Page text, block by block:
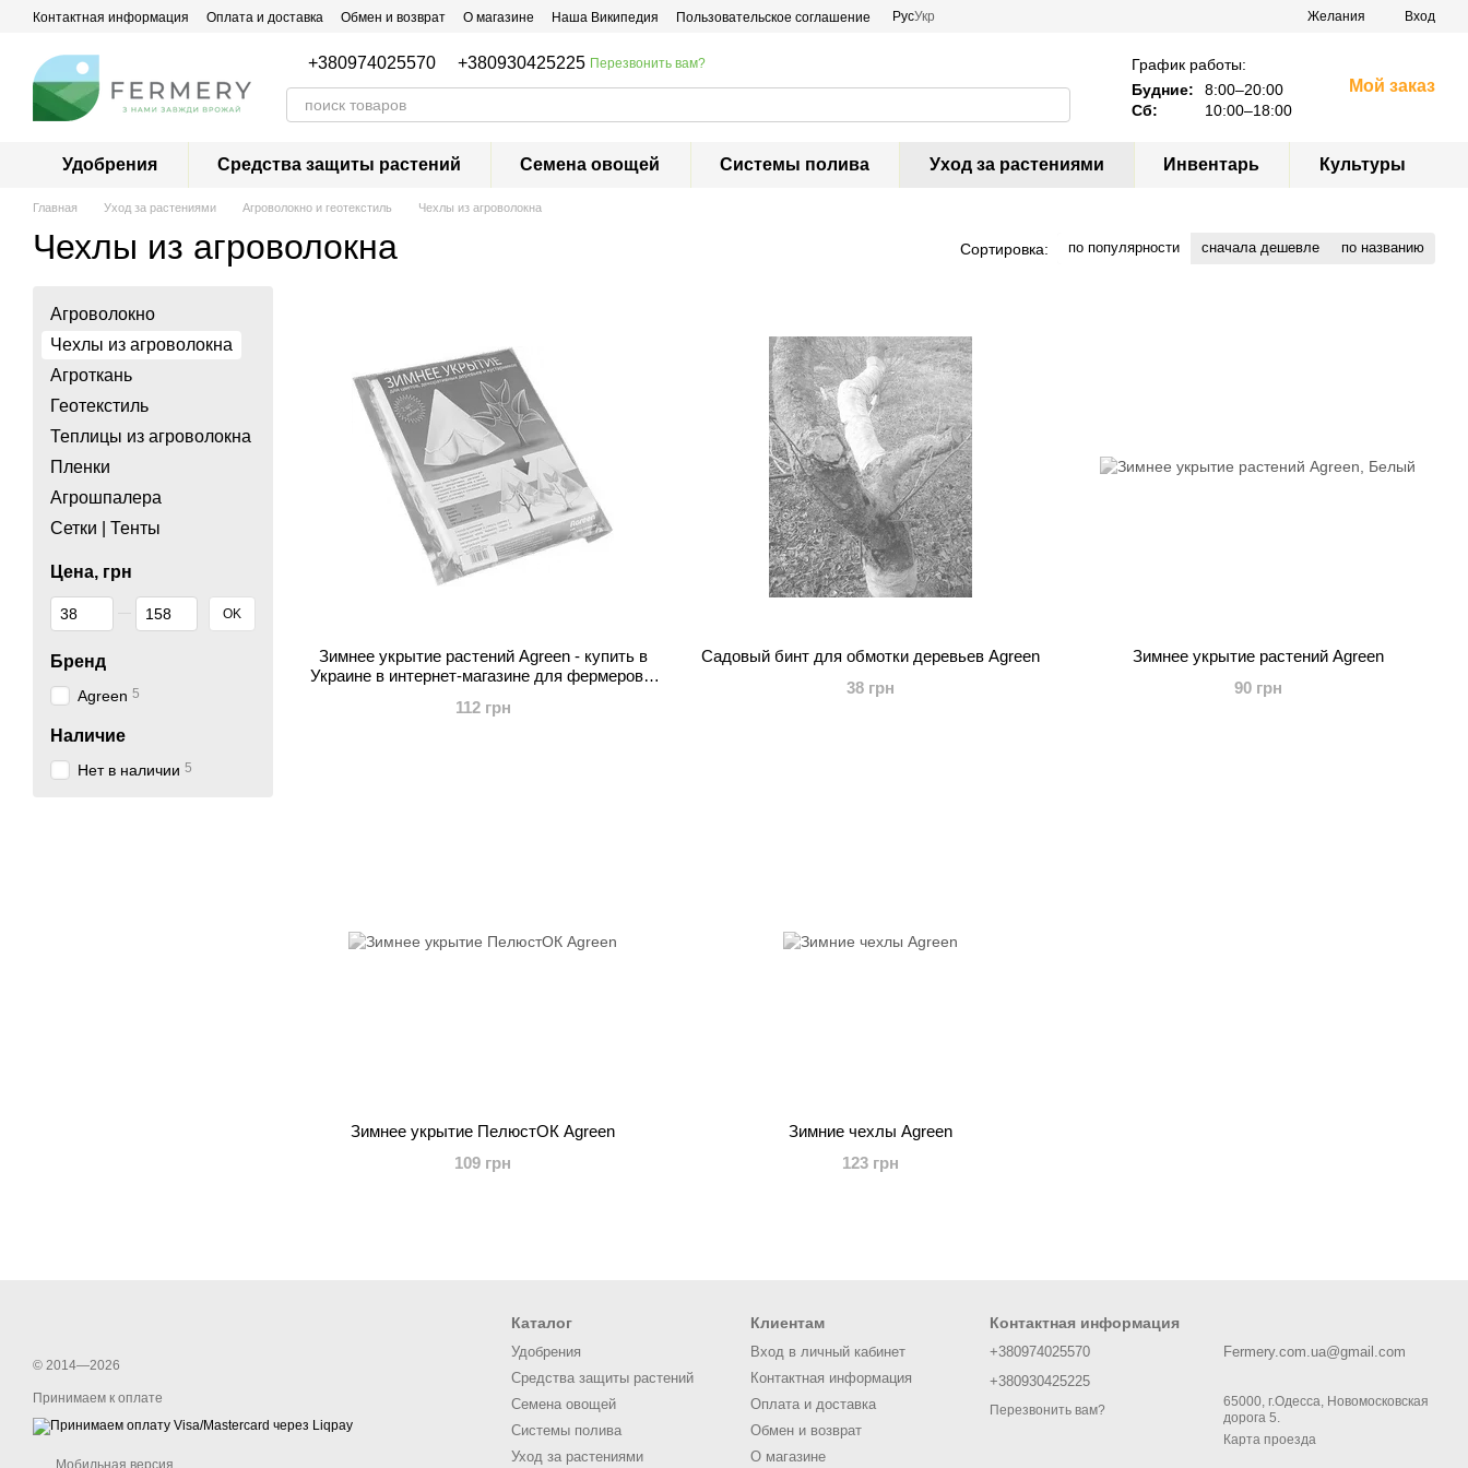
Перейти к основному контенту
Контактная информация Оплата и доставка Обмен и возврат О магазине Наша Википедия Пользовательское соглашение РусУкр Желания Вход
+380974025570 +380930425225 Перезвонить вам?
График работы:
Будние:
8:00–20:00
Сб:
10:00–18:00
Мой заказ
Удобрения Средства защиты растений Семена овощей Системы полива Уход за растениями Инвентарь Культуры
Главная Уход за растениями Агроволокно и геотекстиль Чехлы из агроволокна
Чехлы из агроволокна Сортировка: по популярности сначала дешевле по названию
Зимнее укрытие растений Agreen - купить в
Украине в интернет-магазине для фермеров и
112 грн
Садовый бинт для обмотки деревьев Agreen
38 грн
Зимнее укрытие растений Agreen
90 грн
Зимнее укрытие ПелюстОК Agreen
109 грн
Зимние чехлы Agreen
123 грн
Агроволокно
Чехлы из агроволокна
Агроткань
Геотекстиль
Теплицы из агроволокна
Пленки
Агрошпалера
Сетки | Тенты
Цена, грн
От Цена, грн
До Цена, грн OK
Бренд
Agreen 5
Наличие
Нет в наличии 5
© 2014—2026
Принимаем к оплате
Мобильная версия
Каталог
Удобрения
Средства защиты растений
Семена овощей
Системы полива
Уход за растениями
Клиентам
Вход в личный кабинет
Контактная информация
Оплата и доставка
Обмен и возврат
О магазине
Контактная информация
+380974025570
+380930425225
Перезвонить вам?
Fermery.com.ua@gmail.com
65000, г.Одесса, Новомосковская
дорога 5.
Карта проезда